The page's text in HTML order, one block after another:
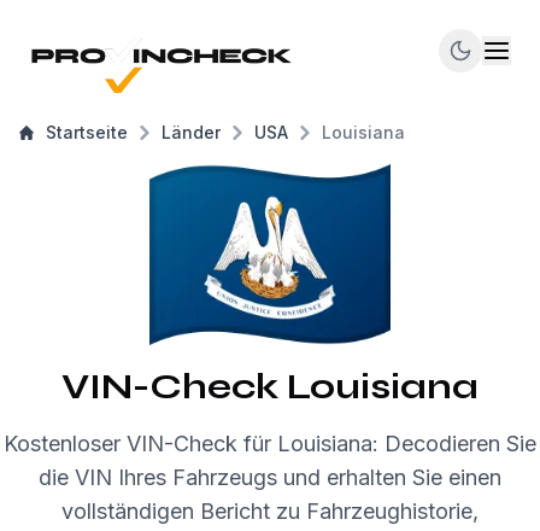
Startseite Länder USA Louisiana
VIN-Check Louisiana
Kostenloser VIN-Check für Louisiana: Decodieren Sie
die VIN Ihres Fahrzeugs und erhalten Sie einen
vollständigen Bericht zu Fahrzeughistorie,